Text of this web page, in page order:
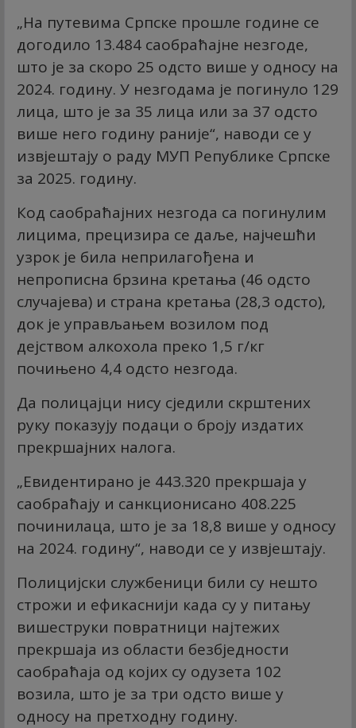
„На путевима Српске прошле године се
догодило 13.484 саобраћајне незгоде,
што је за скоро 25 одсто више у односу на
2024. годину. У незгодама је погинуло 129
лица, што је за 35 лица или за 37 одсто
више него годину раније“, наводи се у
извјештају о раду МУП Републике Српске
за 2025. годину.
Код саобраћајних незгода са погинулим
лицима, прецизира се даље, најчешћи
узрок је била неприлагођена и
непрописна брзина кретања (46 одсто
случајева) и страна кретања (28,3 одсто),
док је управљањем возилом под
дејством алкохола преко 1,5 г/кг
почињено 4,4 одсто незгода.
Да полицајци нису сједили скрштених
руку показују подаци о броју издатих
прекршајних налога.
„Евидентирано је 443.320 прекршаја у
саобраћају и санкционисано 408.225
починилаца, што је за 18,8 више у односу
на 2024. годину“, наводи се у извјештају.
Полицијски службеници били су нешто
строжи и ефикаснији када су у питању
вишеструки повратници најтежих
прекршаја из области безбједности
саобраћаја од којих су одузета 102
возила, што је за три одсто више у
односу на претходну годину.